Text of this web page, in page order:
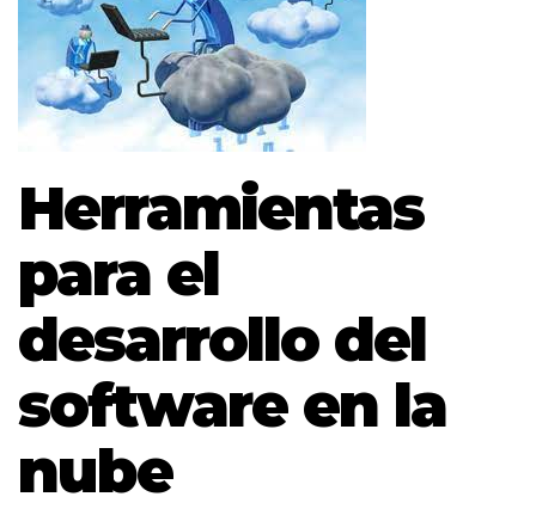
Herramientas
para el
desarrollo del
software en la
nube